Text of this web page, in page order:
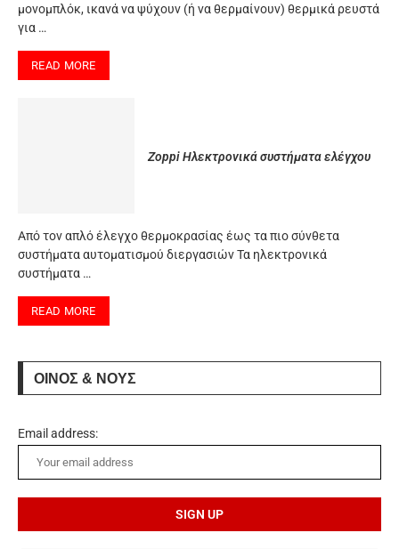
μονομπλόκ, ικανά να ψύχουν (ή να θερμαίνουν) θερμικά ρευστά
για …
READ MORE
Zoppi Ηλεκτρονικά συστήματα ελέγχου
Από τον απλό έλεγχο θερμοκρασίας έως τα πιο σύνθετα
συστήματα αυτοματισμού διεργασιών Τα ηλεκτρονικά
συστήματα …
READ MORE
ΟΙΝΟΣ & ΝΟΥΣ
Email address: